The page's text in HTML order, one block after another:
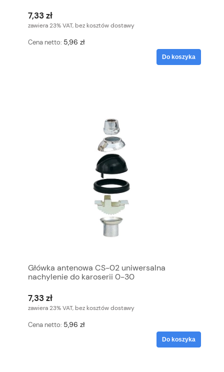
7,33 zł
zawiera 23% VAT, bez kosztów dostawy
Cena netto: 5,96 zł
Do koszyka
Główka antenowa CS-02 uniwersalna
nachylenie do karoserii 0-30
7,33 zł
zawiera 23% VAT, bez kosztów dostawy
Cena netto: 5,96 zł
Do koszyka